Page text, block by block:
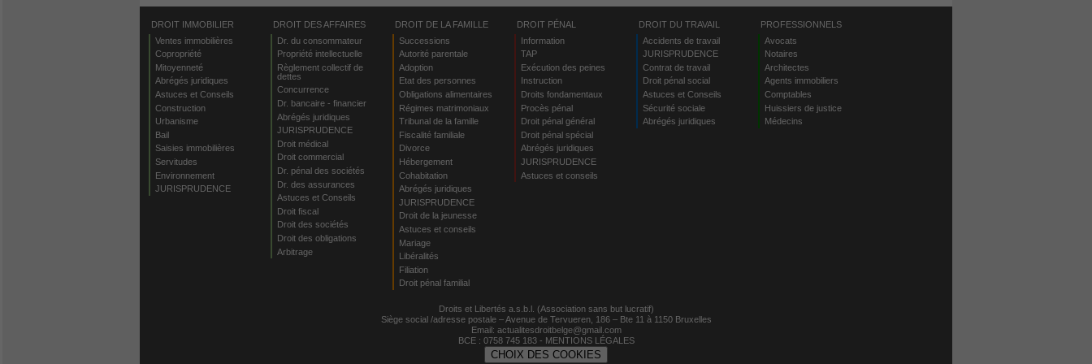
DROIT IMMOBILIER
Ventes immobilières
Copropriété
Mitoyenneté
Abrégés juridiques
Astuces et Conseils
Construction
Urbanisme
Bail
Saisies immobilières
Servitudes
Environnement
JURISPRUDENCE
DROIT DES AFFAIRES
Dr. du consommateur
Propriété intellectuelle
Règlement collectif de
dettes
Concurrence
Dr. bancaire - financier
Abrégés juridiques
JURISPRUDENCE
Droit médical
Droit commercial
Dr. pénal des sociétés
Dr. des assurances
Astuces et Conseils
Droit fiscal
Droit des sociétés
Droit des obligations
Arbitrage
DROIT DE LA FAMILLE
Successions
Autorité parentale
Adoption
Etat des personnes
Obligations alimentaires
Régimes matrimoniaux
Tribunal de la famille
Fiscalité familiale
Divorce
Hébergement
Cohabitation
Abrégés juridiques
JURISPRUDENCE
Droit de la jeunesse
Astuces et conseils
Mariage
Libéralités
Filiation
Droit pénal familial
DROIT PÉNAL
Information
TAP
Exécution des peines
Instruction
Droits fondamentaux
Procès pénal
Droit pénal général
Droit pénal spécial
Abrégés juridiques
JURISPRUDENCE
Astuces et conseils
DROIT DU TRAVAIL
Accidents de travail
JURISPRUDENCE
Contrat de travail
Droit pénal social
Astuces et Conseils
Sécurité sociale
Abrégés juridiques
PROFESSIONNELS
Avocats
Notaires
Architectes
Agents immobiliers
Comptables
Huissiers de justice
Médecins
Droits et Libertés a.s.b.l. (Association sans but lucratif)
Siège social /adresse postale – Avenue de Tervueren, 186 – Bte 11 à 1150 Bruxelles
Email: actualitesdroitbelge@gmail.com
BCE : 0758 745 183 - MENTIONS LÉGALES
CHOIX DES COOKIES